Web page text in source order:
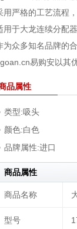
用严格的工艺流程
用于大龙连续分配
为众多知名品牌的
易购安以其
品属性
类型:吸头
颜色:白色
品牌属性:进口
商品属性
商品名称
型号